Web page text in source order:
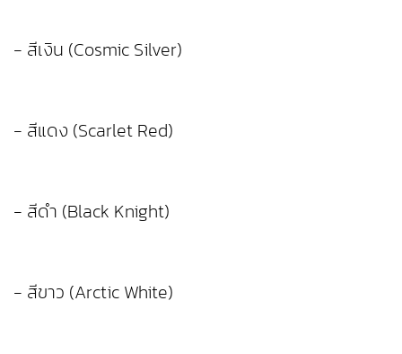
- สีเงิน (Cosmic Silver)
- สีแดง (Scarlet Red)
- สีดำ (Black Knight)
- สีขาว (Arctic White)